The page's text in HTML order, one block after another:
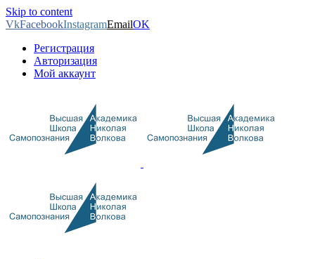
Skip to content
VkFacebookInstagramEmailOK
Регистрация
Авторизация
Мой аккаунт